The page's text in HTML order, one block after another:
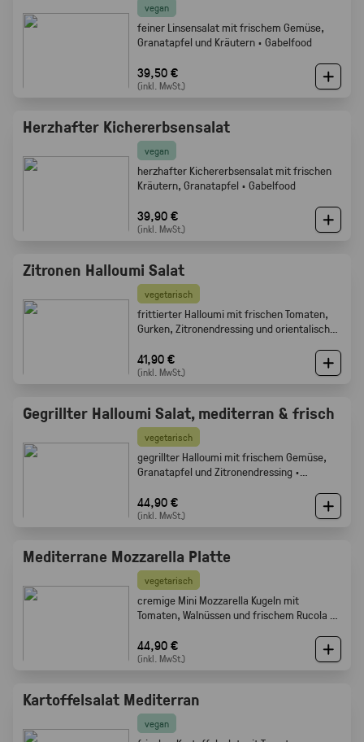
vegan
feiner Linsensalat mit frischem Gemüse,
Granatapfel und Kräutern · Gabelfood
39,50 €
(inkl. MwSt.)
Herzhafter Kichererbsensalat
vegan
herzhafter Kichererbsensalat mit frischen
Kräutern, Granatapfel · Gabelfood
39,90 €
(inkl. MwSt.)
Zitronen Halloumi Salat
vegetarisch
frittierter Halloumi mit frischen Tomaten,
Gurken, Zitronendressing und orientalischen
41,90 €
(inkl. MwSt.)
Gegrillter Halloumi Salat, mediterran & frisch
vegetarisch
gegrillter Halloumi mit frischem Gemüse,
Granatapfel und Zitronendressing ·
44,90 €
(inkl. MwSt.)
Mediterrane Mozzarella Platte
vegetarisch
cremige Mini Mozzarella Kugeln mit
Tomaten, Walnüssen und frischem Rucola ·
44,90 €
(inkl. MwSt.)
Kartoffelsalat Mediterran
vegan